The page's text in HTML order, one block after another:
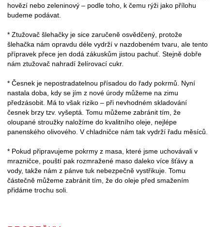
hovězí nebo zeleninový – podle toho, k čemu rýži jako přílohu
budeme podávat.
* Ztužovač šlehačky je sice zaručeně osvědčený, protože
šlehačka nám opravdu déle vydrží v nazdobeném tvaru, ale tento
přípravek přece jen dodá zákuskům jistou pachuť. Stejně dobře
nám ztužovač nahradí želírovací cukr.
* Česnek je nepostradatelnou přísadou do řady pokrmů. Nyní
nastala doba, kdy se jím z nové úrody můžeme na zimu
předzásobit. Má to však riziko – při nevhodném skladování
česnek brzy tzv. vyšeptá. Tomu můžeme zabránit tím, že
oloupané stroužky naložíme do kvalitního oleje, nejlépe
panenského olivového. V chladničce nám tak vydrží řadu měsíců.
* Pokud připravujeme pokrmy z masa, které jsme uchovávali v
mrazničce, pouští pak rozmražené maso daleko více šťávy a
vody, takže nám z pánve tuk nebezpečně vystřikuje. Tomu
částečně můžeme zabránit tím, že do oleje před smažením
přidáme trochu soli.